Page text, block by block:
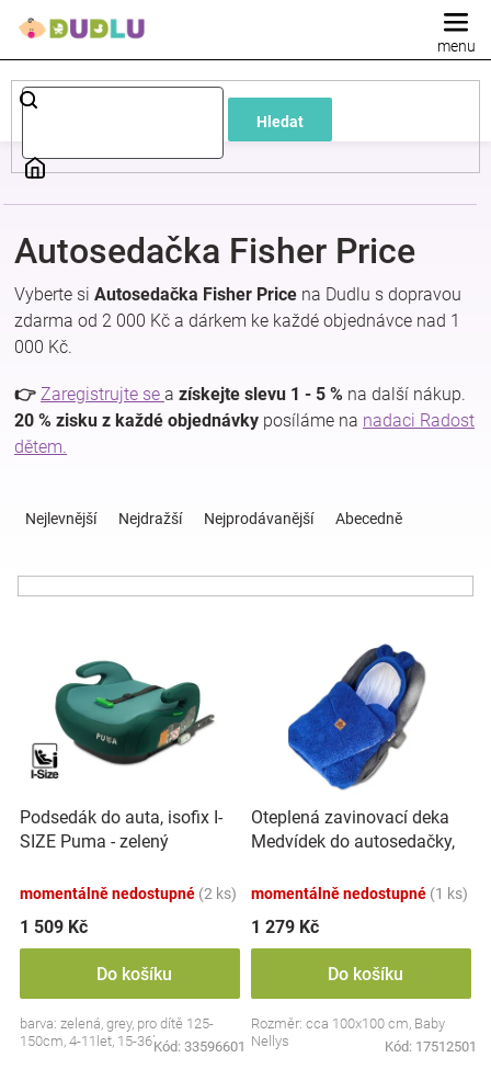
Hledat
Dětské
a
kojenecké
oblečení
Pokojíček
kojenecká
a
děti
Těhotenské
oblečení
Novinky
Značky
Autosedačka Fisher Price
Vyberte si Autosedačka Fisher Price na Dudlu s dopravou
zdarma od 2 000 Kč a dárkem ke každé objednávce nad 1
000 Kč.
👉 Zaregistrujte se a získejte slevu 1 - 5 % na další nákup.
20 % zisku z každé objednávky posíláme na nadaci Radost
dětem.
ů
Nejlevnější Nejdražší Nejprodávanější Abecedně
o
d
u
t
ů
Podsedák do auta, isofix I-
SIZE Puma - zelený
momentálně nedostupné (2 ks)
1 509 Kč
Do košíku
barva: zelená, grey, pro dítě 125-
150cm, 4-11let, 15-36kgKód: 33596601
Oteplená zavinovací deka
Medvídek do autosedačky,
momentálně nedostupné (1 ks)
1 279 Kč
Do košíku
Rozměr: cca 100x100 cm, Baby
Nellys
Kód: 17512501